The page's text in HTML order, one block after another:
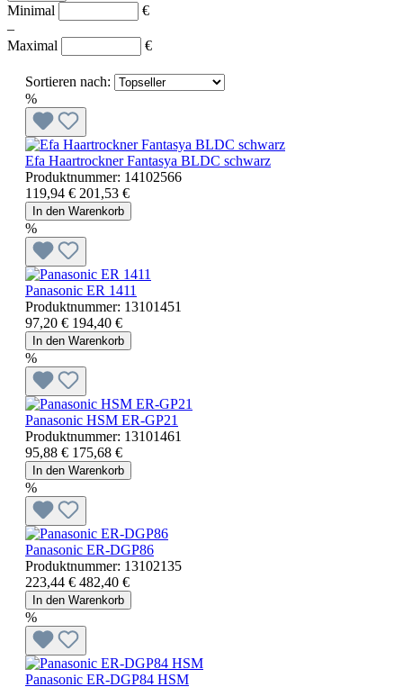
Minimal
€
–
Maximal
€
Sortieren nach:
%
Efa Haartrockner Fantasya BLDC schwarz
Produktnummer: 14102566
119,94 € 201,53 €
In den Warenkorb
%
Panasonic ER 1411
Produktnummer: 13101451
97,20 € 194,40 €
In den Warenkorb
%
Panasonic HSM ER-GP21
Produktnummer: 13101461
95,88 € 175,68 €
In den Warenkorb
%
Panasonic ER-DGP86
Produktnummer: 13102135
223,44 € 482,40 €
In den Warenkorb
%
Panasonic ER-DGP84 HSM